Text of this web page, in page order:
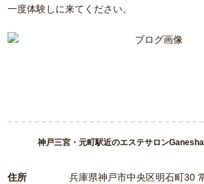
一度体験しに来てください。
神戸三宮・元町駅近のエステサロンGanesha
住所
兵庫県神戸市中央区明石町30